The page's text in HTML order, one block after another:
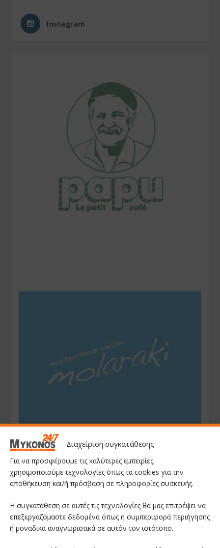
Διαχείριση συγκατάθεσης
Για να προσφέρουμε τις καλύτερες εμπειρίες,
χρησιμοποιούμε τεχνολογίες όπως τα cookies για την
αποθήκευση και/ή πρόσβαση σε πληροφορίες συσκευής.
Η συγκατάθεση σε αυτές τις τεχνολογίες θα μας επιτρέψει να
επεξεργαζόμαστε δεδομένα όπως η συμπεριφορά περιήγησης
ή μοναδικά αναγνωριστικά σε αυτόν τον ιστότοπο.
Instagram